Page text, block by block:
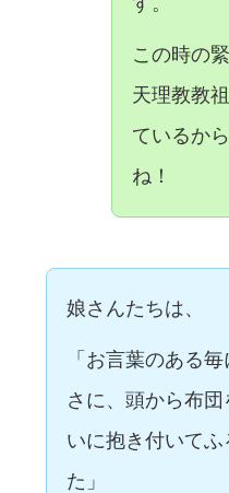
この時の
天理教教
ているか
ね！
娘さんたちは、
「お言葉のある
さに、頭から布
いに抱き付いてふ
た」